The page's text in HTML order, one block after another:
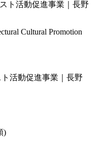
Cultural Promotion
)